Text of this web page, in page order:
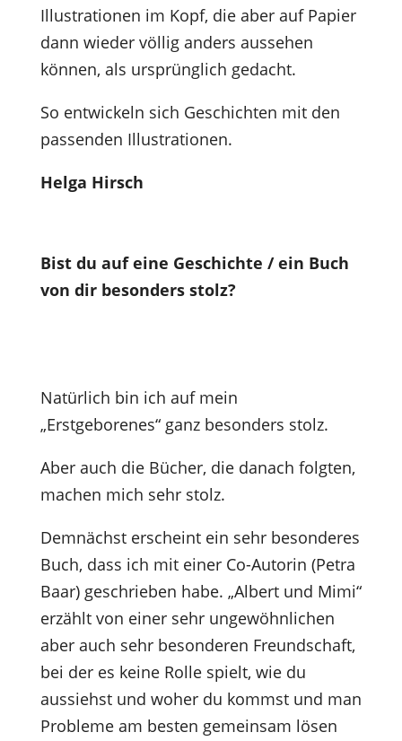
Illustrationen im Kopf, die aber auf Papier
dann wieder völlig anders aussehen
können, als ursprünglich gedacht.
So entwickeln sich Geschichten mit den
passenden Illustrationen.
Helga Hirsch
Bist du auf eine Geschichte / ein Buch
von dir besonders stolz?
Natürlich bin ich auf mein
„Erstgeborenes“ ganz besonders stolz.
Aber auch die Bücher, die danach folgten,
machen mich sehr stolz.
Demnächst erscheint ein sehr besonderes
Buch, dass ich mit einer Co-Autorin (Petra
Baar) geschrieben habe. „Albert und Mimi“
erzählt von einer sehr ungewöhnlichen
aber auch sehr besonderen Freundschaft,
bei der es keine Rolle spielt, wie du
aussiehst und woher du kommst und man
Probleme am besten gemeinsam lösen